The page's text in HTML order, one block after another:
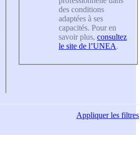
des conditions
adaptées à ses
capacités. Pour en
savoir plus, consultez
le site de l’UNEA.
Appliquerles filtres